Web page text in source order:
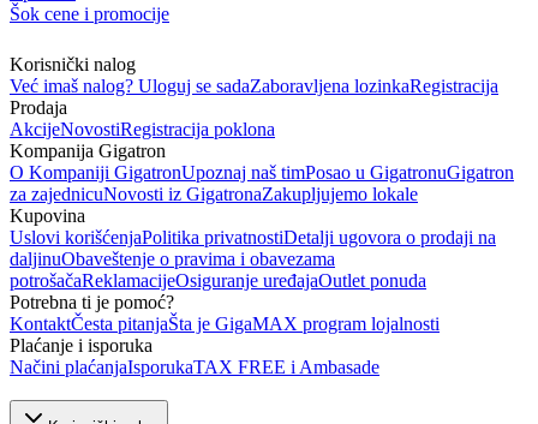
Šok cene i promocije
Korisnički nalog
Već imaš nalog? Uloguj se sadaZaboravljena lozinkaRegistracija
Prodaja
AkcijeNovostiRegistracija poklona
Kompanija Gigatron
O Kompaniji GigatronUpoznaj naš timPosao u GigatronuGigatron
za zajednicuNovosti iz GigatronaZakupljujemo lokale
Kupovina
Uslovi korišćenjaPolitika privatnostiDetalji ugovora o prodaji na
daljinuObaveštenje o pravima i obavezama
potrošačaReklamacijeOsiguranje uređajaOutlet ponuda
Potrebna ti je pomoć?
KontaktČesta pitanjaŠta je GigaMAX program lojalnosti
Plaćanje i isporuka
Načini plaćanjaIsporukaTAX FREE i Ambasade